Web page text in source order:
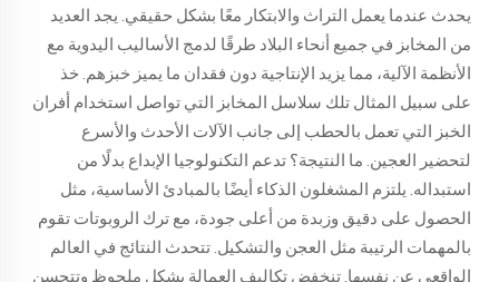
يحدث عندما يعمل التراث والابتكار معًا بشكل حقيقي. يجد العديد
من المخابز في جميع أنحاء البلاد طرقًا لدمج الأساليب اليدوية مع
الأنظمة الآلية، مما يزيد الإنتاجية دون فقدان ما يميز خبزهم. خذ
على سبيل المثال تلك سلاسل المخابز التي تواصل استخدام أفران
الخبز التي تعمل بالحطب إلى جانب الآلات الأحدث والأسرع
لتحضير العجين. ما النتيجة؟ تدعم التكنولوجيا الإبداع بدلًا من
استبداله. يلتزم المشغلون الذكاء أيضًا بالمبادئ الأساسية، مثل
الحصول على دقيق وزبدة من أعلى جودة، مع ترك الروبوتات تقوم
بالمهمات الرتيبة مثل العجن والتشكيل. تتحدث النتائج في العالم
الواقعي عن نفسها. تنخفض تكاليف العمالة بشكل ملحوظ وتتحسن